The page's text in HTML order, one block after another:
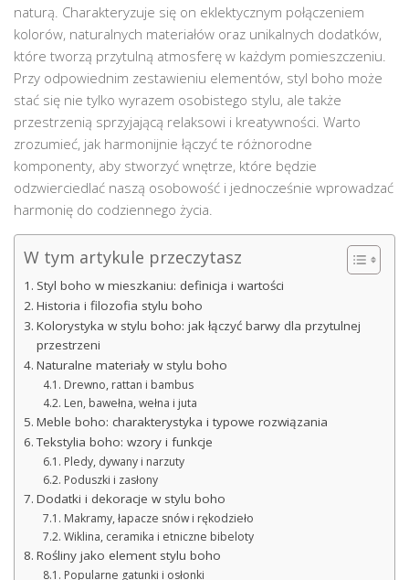
naturą. Charakteryzuje się on eklektycznym połączeniem
kolorów, naturalnych materiałów oraz unikalnych dodatków,
które tworzą przytulną atmosferę w każdym pomieszczeniu.
Przy odpowiednim zestawieniu elementów, styl boho może
stać się nie tylko wyrazem osobistego stylu, ale także
przestrzenią sprzyjającą relaksowi i kreatywności. Warto
zrozumieć, jak harmonijnie łączyć te różnorodne
komponenty, aby stworzyć wnętrze, które będzie
odzwierciedlać naszą osobowość i jednocześnie wprowadzać
harmonię do codziennego życia.
W tym artykule przeczytasz
Styl boho w mieszkaniu: definicja i wartości
Historia i filozofia stylu boho
Kolorystyka w stylu boho: jak łączyć barwy dla przytulnej
przestrzeni
Naturalne materiały w stylu boho
Drewno, rattan i bambus
Len, bawełna, wełna i juta
Meble boho: charakterystyka i typowe rozwiązania
Tekstylia boho: wzory i funkcje
Pledy, dywany i narzuty
Poduszki i zasłony
Dodatki i dekoracje w stylu boho
Makramy, łapacze snów i rękodzieło
Wiklina, ceramika i etniczne bibeloty
Rośliny jako element stylu boho
Popularne gatunki i osłonki